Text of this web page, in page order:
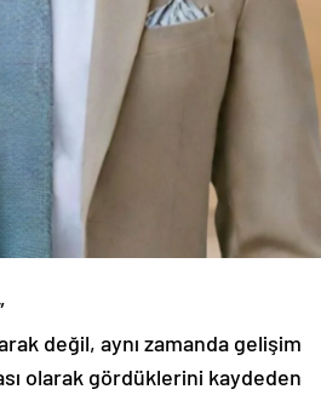
değil, aynı zamanda gelişim
olarak gördüklerini kaydeden